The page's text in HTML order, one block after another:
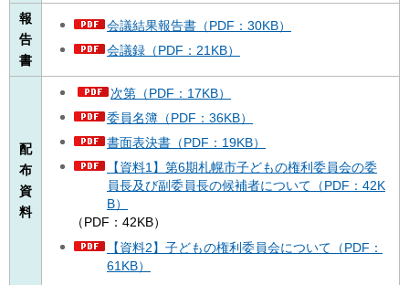
報
告
書
会議結果報告書（PDF：30KB）
会議録（PDF：21KB）
配
布
資
料
次第（PDF：17KB）
委員名簿（PDF：36KB）
書面表決書（PDF：19KB）
【資料1】第6期札幌市子どもの権利委員会の委
員長及び副委員長の候補者について（PDF：42K
B）
（PDF：42KB）
【資料2】子どもの権利委員会について（PDF：
61KB）